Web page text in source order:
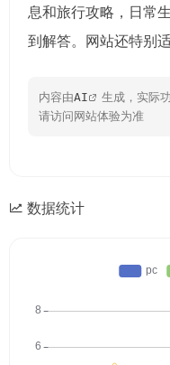
息和旅行攻略，日常
到解答。网站还特别
内容由AI
生成，实际
请访问网站体验为准
数据统计